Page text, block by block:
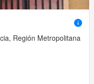
Región Metropolitana